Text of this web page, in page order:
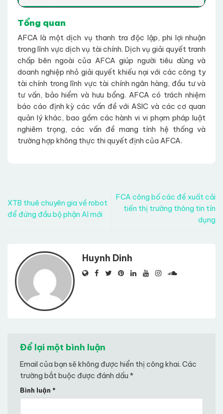
Tổng quan
AFCA là một dịch vụ thanh tra độc lập, phi lợi nhuận
trong lĩnh vực dịch vụ tài chính. Dịch vụ giải quyết tranh
chấp bên ngoài của AFCA giúp người tiêu dùng và
doanh nghiệp nhỏ giải quyết khiếu nại với các công ty
tài chính trong lĩnh vực tài chính ngân hàng, đầu tư và
tư vấn, bảo hiểm và hưu bổng. AFCA có trách nhiệm
báo cáo định kỳ các vấn đề với ASIC và các cơ quan
quản lý khác, bao gồm các hành vi vi phạm pháp luật
nghiêm trọng, các vấn đề mang tính hệ thống và
trường hợp không thực thi quyết định của AFCA.
XTB thuê chuyên gia về robot
để đứng đầu bộ phận AI mới
FCA công bố các đề xuất cải
tiến thị trường thông tin tín
dụng
Huynh Dinh
Để lại một bình luận
Email của bạn sẽ không được hiển thị công khai. Các
trường bắt buộc được đánh dấu *
Bình luận *